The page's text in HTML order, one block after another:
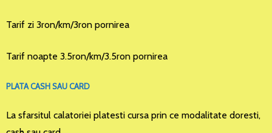
Tarif zi 3ron/km/3ron pornirea
Tarif noapte 3.5ron/km/3.5ron pornirea
PLATA CASH SAU CARD
La sfarsitul calatoriei platesti cursa prin ce modalitate doresti,